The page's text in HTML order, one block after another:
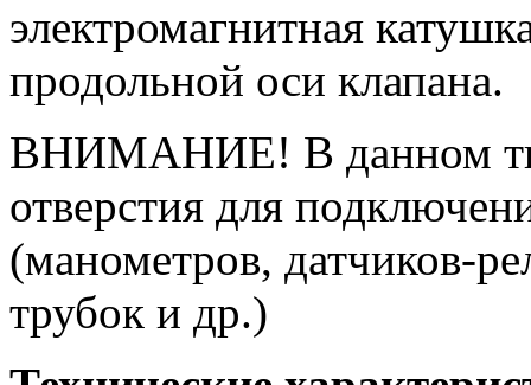
электромагнитная
продольной оси клапана.
ВНИМАНИЕ! В данном
отверстия для
(манометров, датчиков-
трубок и др.)